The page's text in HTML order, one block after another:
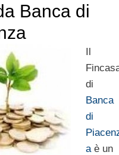
Banca di
Il
di
Banca
di
a è un